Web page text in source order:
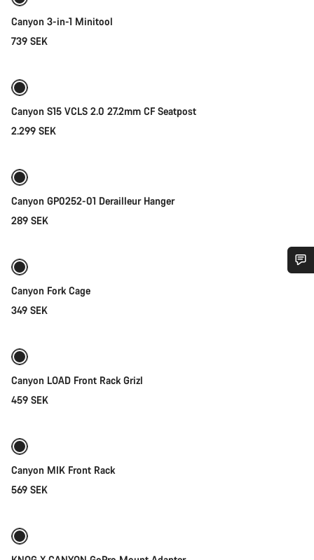
Canyon 3-in-1 Minitool
739 SEK
Canyon S15 VCLS 2.0 27.2mm CF Seatpost
2.299 SEK
Canyon GP0252-01 Derailleur Hanger
289 SEK
Canyon Fork Cage
349 SEK
Canyon LOAD Front Rack Grizl
459 SEK
Canyon MIK Front Rack
569 SEK
Behöver du hjälp?